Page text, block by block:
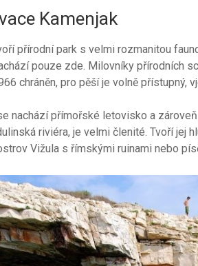
Kamenjak
přírodní park s velmi rozmanitou
pouze zde. Milovníky přírodních
chráněn, pro pěší je volně přístupný,
nachází přímořské letovisko a
riviéra, je velmi členité. Tvoří jej
Vižula s římskými ruinami nebo